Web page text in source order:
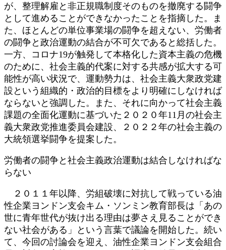
が、整理解雇と非正規職制度そのものを撤廃する闘争
として進めることができなかったことを指摘した。ま
た、ほとんどの単位事業場の闘争を超えない、労働者
の闘争と政治運動の結合が不可欠であると総括した。
一方、コロナ19が触発して本格化した資本主義の危機
のために、社会主義的代案に対する共感が拡大する可
能性が高い状況で、運動勢力は、社会主義大衆政党建
設という組織的・政治的目標をより明確にしなければ
ならないと強調した。また、それに向かって社会主義
課題の全面化運動に基づいた２０２０年11月の社会主
義大衆政党推進委員会建設、２０２２年の社会主義の
大統領選挙闘争を提案した。
労働者の闘争と社会主義政治運動は結合しなければな
らない
２０１１年以降、労組破壊に対抗して戦っている油
性企業ヨンドン支会キム・ソンミン教育部長は「あの
世に青年世代が抜け出る理由は夢さえ見ることができ
ない社会がある」という言葉で議論を開始した。続い
て、今回の討論会を迎え、油性企業ヨンドン支会組合